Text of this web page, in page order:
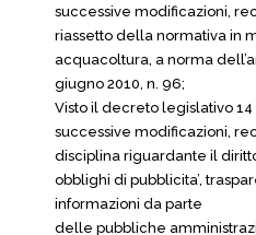
successive modificazioni,
riassetto della normativa in
acquacoltura, a norma
giugno 2010, n. 96;
Visto il decreto legislativo 14
successive modificazioni,
disciplina riguardante il
obblighi di pubblicita’,
informazioni da parte
delle pubbliche